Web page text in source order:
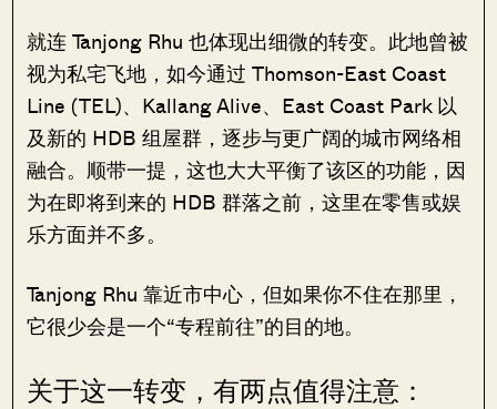
就连 Tanjong Rhu 也体现出细微的转变。此地曾被
视为私宅飞地，如今通过 Thomson-East Coast
Line (TEL)、Kallang Alive、East Coast Park 以
及新的 HDB 组屋群，逐步与更广阔的城市网络相
融合。顺带一提，这也大大平衡了该区的功能，因
为在即将到来的 HDB 群落之前，这里在零售或娱
乐方面并不多。
Tanjong Rhu 靠近市中心，但如果你不住在那里，
它很少会是一个“专程前往”的目的地。
关于这一转变，有两点值得注意：